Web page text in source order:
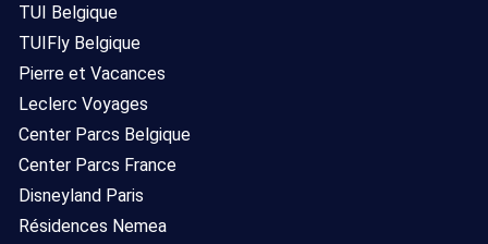
TUI Belgique
TUIFly Belgique
Pierre et Vacances
Leclerc Voyages
Center Parcs Belgique
Center Parcs France
Disneyland Paris
Résidences Nemea